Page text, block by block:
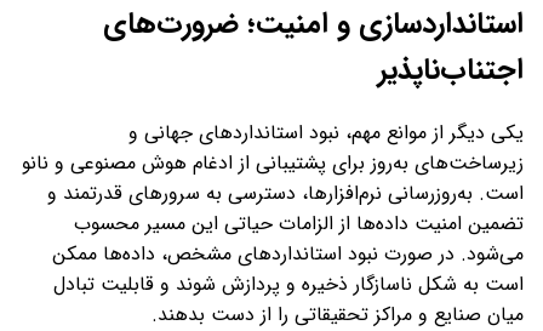
استانداردسازی و امنیت؛ ضرورت‌های
اجتناب‌ناپذیر
یکی دیگر از موانع مهم، نبود استانداردهای جهانی و
زیرساخت‌های به‌روز برای پشتیبانی از ادغام هوش مصنوعی و نانو
است. به‌روزرسانی نرم‌افزارها، دسترسی به سرورهای قدرتمند و
تضمین امنیت داده‌ها از الزامات حیاتی این مسیر محسوب
می‌شود. در صورت نبود استانداردهای مشخص، داده‌ها ممکن
است به شکل ناسازگار ذخیره و پردازش شوند و قابلیت تبادل
میان صنایع و مراکز تحقیقاتی را از دست بدهند.